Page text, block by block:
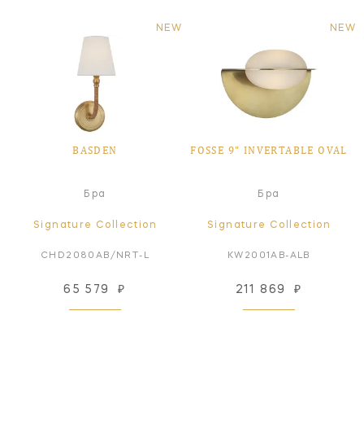
NEW
BASDEN
Бра
Signature Collection
CHD2080AB/NRT-L
65 579 ₽
NEW
FOSSE 9" INVERTABLE OVAL
Бра
Signature Collection
KW2001AB-ALB
211 869 ₽